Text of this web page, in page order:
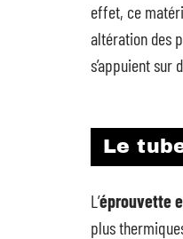
effet, ce
altération des
s’appuient sur
Le
L’éprouvette
plus